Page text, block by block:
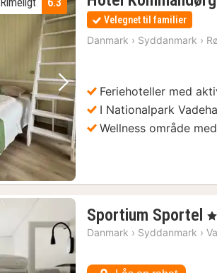
Næste billede
Velegnet til familier
Danmark › Syddanmark ›
Feriehoteller med
I Nationalpark
Wellness område
Sportium Sportel 1
, 3
Danmark › Syddanmark ›